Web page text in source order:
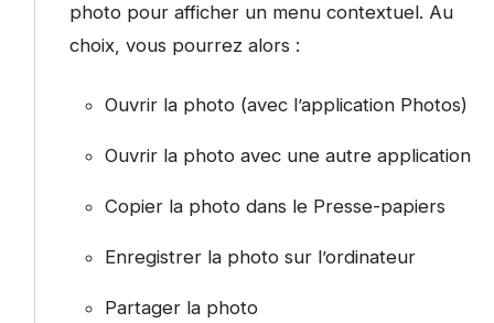
photo pour afficher un menu contextuel. Au
choix, vous pourrez alors :
Ouvrir la photo (avec l’application Photos)
Ouvrir la photo avec une autre application
Copier la photo dans le Presse-papiers
Enregistrer la photo sur l’ordinateur
Partager la photo